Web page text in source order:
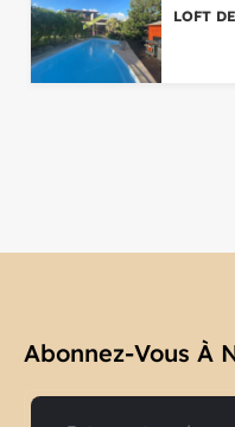
LOFT
Abonnez-Vous À